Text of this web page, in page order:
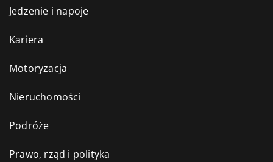
Jedzenie i napoje
Kariera
Motoryzacja
Nieruchomości
Podróże
Prawo, rząd i polityka